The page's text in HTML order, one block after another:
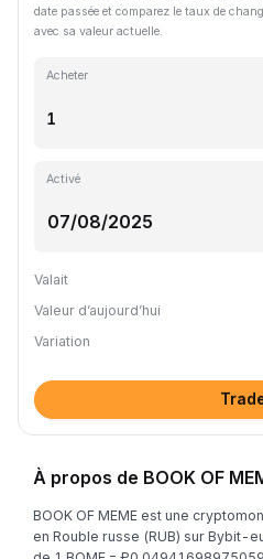
date passée et comparez le taux de
avec sa valeur actuelle.
Acheter
Activé
Valait
Valeur d’aujourd’hui
Variation
À propos de BOOK OF
BOOK OF MEME est une
en Rouble russe (RUB) sur Bybit-